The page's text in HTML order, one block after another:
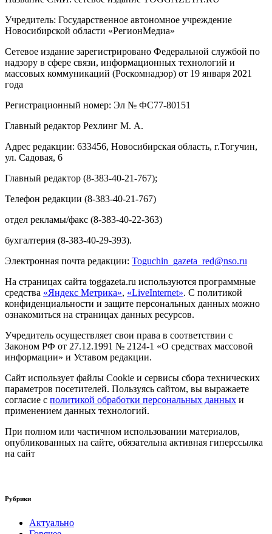
Учредитель: Государственное автономное учреждение
Новосибирской области «РегионМедиа»
Сетевое издание зарегистрировано Федеральной службой по
надзору в сфере связи, информационных технологий и
массовых коммуникаций (Роскомнадзор) от 19 января 2021
года
Регистрационный номер: Эл № ФС77-80151
Главный редактор Рехлинг М. А.
Адрес редакции: 633456, Новосибирская область, г.Тогучин,
ул. Садовая, 6
Главный редактор (8-383-40-21-767);
Телефон редакции (8-383-40-21-767)
отдел рекламы/факс (8-383-40-22-363)
бухгалтерия (8-383-40-29-393).
Электронная почта редакции: Toguchin gazeta red@nso.ru
На страницах сайта toggazeta.ru используются программные
средства «Яндекс Метрика», «LiveInternet». С политикой
конфиденциальности и защите персональных данных можно
ознакомиться на страницах данных ресурсов.
Учредитель осуществляет свои права в соответствии с
Законом РФ от 27.12.1991 № 2124-1 «О средствах массовой
информации» и Уставом редакции.
Сайт использует файлы Cookie и сервисы сбора технических
параметров посетителей. Пользуясь сайтом, вы выражаете
согласие с политикой обработки персональных данных и
применением данных технологий.
При полном или частичном использовании материалов,
опубликованных на сайте, обязательна активная гиперссылка
на сайт
Рубрики
Актуально